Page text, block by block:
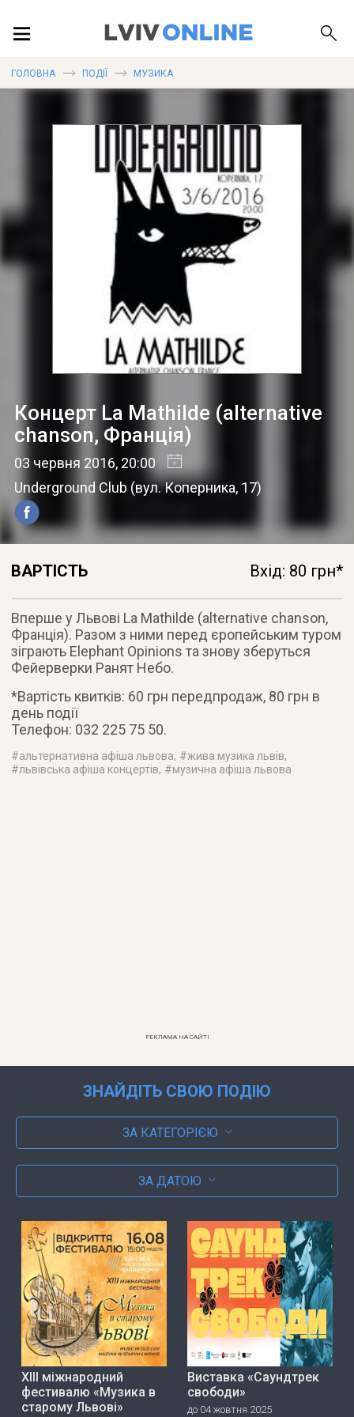
ГОЛОВНА ПОДІЇ МУЗИКА
Концерт La Mathilde (alternative
chanson, Франція)
03 червня 2016, 20:00
Underground Club (вул. Коперника, 17)
ВАРТІСТЬ Вхід: 80 грн*
Вперше у Львові La Mathilde (alternative chanson,
Франція). Разом з ними перед єропейським туром
зіграють Elephant Opinions та знову зберуться
Фейерверки Ранят Небо.
*Вартість квитків: 60 грн передпродаж, 80 грн в
день події
Телефон: 032 225 75 50.
#альтернативна афіша львова, #жива музика львів,
#львівська афіша концертів, #музична афіша львова
РЕКЛАМА НА САЙТІ
ЗНАЙДІТЬ СВОЮ ПОДІЮ
ЗА КАТЕГОРІЄЮ
ЗА ДАТОЮ
ХІІІ міжнародний
фестивалю «Музика в
старому Львові»
Виставка «Саундтрек
свободи»
до 04 жовтня 2025